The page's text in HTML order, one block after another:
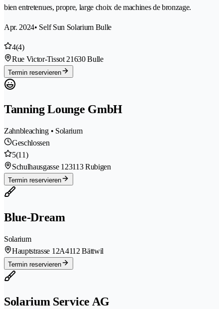
bien entretenues, propre, large choix de machines de bronzage.
Apr. 2024• Self Sun Solarium Bulle
4(4)
Rue Victor-Tissot 21630 Bulle
Termin reservieren
Tanning Lounge GmbH
Zahnbleaching • Solarium
Geschlossen
5(11)
Schulhausgasse 123113 Rubigen
Termin reservieren
Blue-Dream
Solarium
Hauptstrasse 12A4112 Bättwil
Termin reservieren
Solarium Service AG